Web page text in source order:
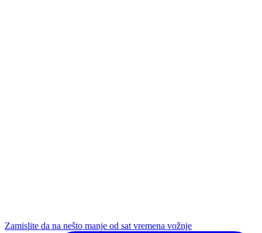
Zamislite da na nešto manje od sat vremena vožnje